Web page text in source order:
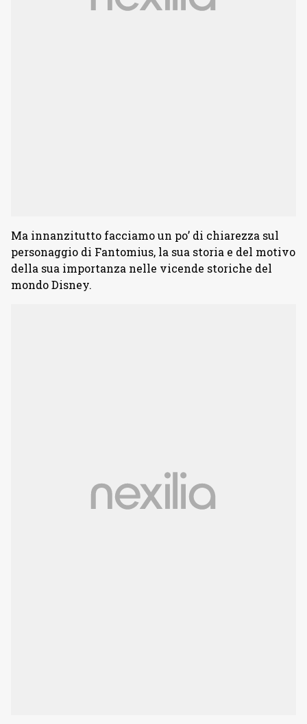
Ma innanzitutto facciamo un po’ di chiarezza sul
personaggio di Fantomius, la sua storia e del motivo
della sua importanza nelle vicende storiche del
mondo Disney.